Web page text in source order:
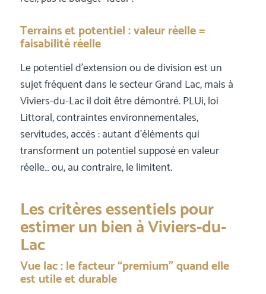
Terrains et potentiel : valeur réelle =
faisabilité réelle
Le potentiel d’extension ou de division est un
sujet fréquent dans le secteur Grand Lac, mais à
Viviers-du-Lac il doit être démontré. PLUi, loi
Littoral, contraintes environnementales,
servitudes, accès : autant d’éléments qui
transforment un potentiel supposé en valeur
réelle… ou, au contraire, le limitent.
Les critères essentiels pour
estimer un bien à Viviers-du-
Lac
Vue lac : le facteur “premium” quand elle
est utile et durable